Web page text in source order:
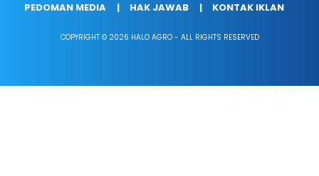
PEDOMAN MEDIA
HAK JAWAB KONTAK IKLAN
COPYRIGHT © 2026 HALO AGRO - ALL RIGHTS RESERVED